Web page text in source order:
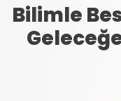
Bilimle